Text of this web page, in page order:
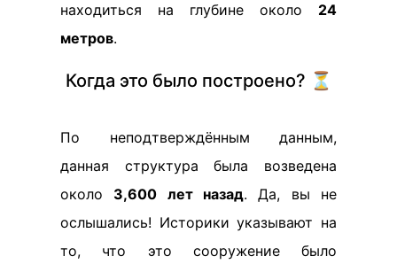
находиться на глубине около 24
метров.
Когда это было построено? ⏳
По неподтверждённым данным,
данная структура была возведена
около 3,600 лет назад. Да, вы не
ослышались! Историки указывают на
то, что это сооружение было